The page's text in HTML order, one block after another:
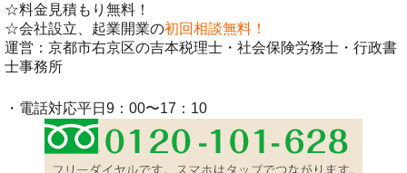
☆料金見積もり無料！
☆会社設立、起業開業の初回相談無料！
運営：京都市右京区の吉本税理士・社会保険労務士・行政書
士事務所
・電話対応平日9：00〜17：10